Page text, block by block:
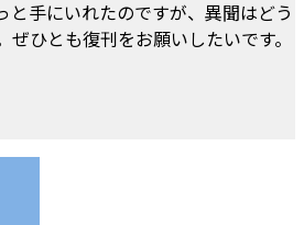
と手にいれたのですが、異聞はどう
ぜひとも復刊をお願いしたいです。